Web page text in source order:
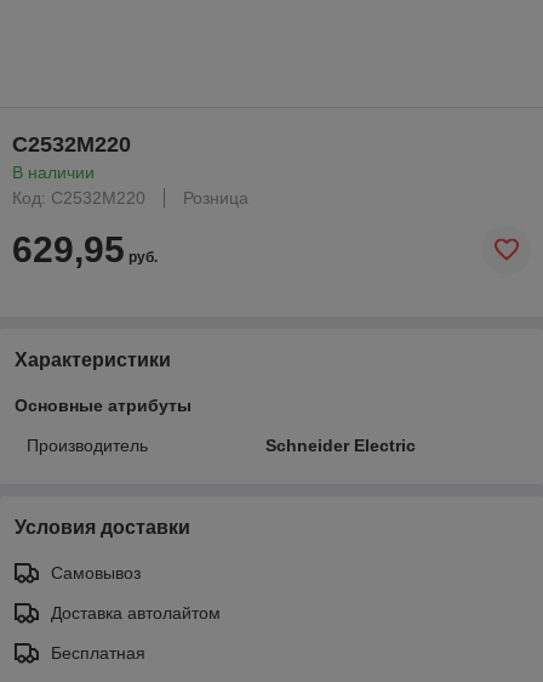
C2532M220
В наличии
Код: C2532M220
Розница
629,95 руб.
Характеристики
Основные атрибуты
Производитель Schneider Electric
Условия доставки
Самовывоз
Доставка автолайтом
Бесплатная